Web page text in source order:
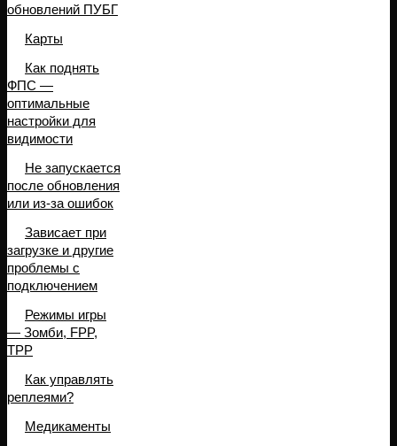
обновлений ПУБГ
Карты
Как поднять
ФПС —
оптимальные
настройки для
видимости
Не запускается
после обновления
или из-за ошибок
Зависает при
загрузке и другие
проблемы с
подключением
Режимы игры
— Зомби, FPP,
TPP
Как управлять
реплеями?
Медикаменты